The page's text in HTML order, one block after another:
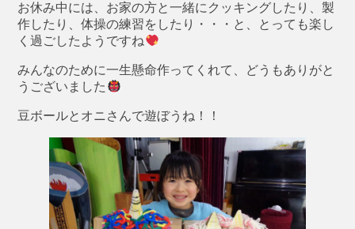
お休み中には、お家の方と一緒にクッキングしたり、製
作したり、体操の練習をしたり・・・と、とっても楽し
く過ごしたようですね
みんなのために一生懸命作ってくれて、どうもありがと
うございました
豆ボールとオニさんで遊ぼうね！！